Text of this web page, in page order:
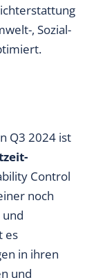
, Sozial-
Q3 2024 ist
Control
noch
es
in ihren
und